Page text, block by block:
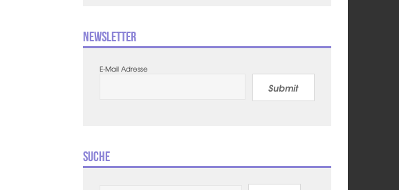
Newsletter
E-Mail Adresse
Submit
Suche